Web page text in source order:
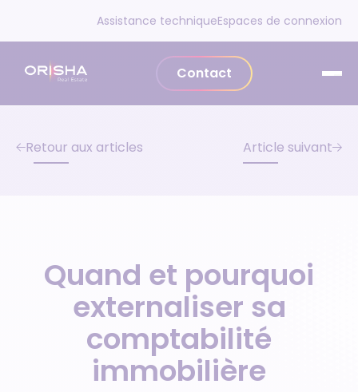
Assistance techniqueEspaces de connexion
Contact
Retour aux articles Article suivant
Quand et pourquoi
externaliser sa
comptabilité
immobilière